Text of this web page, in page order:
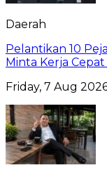
Daerah
Pelantikan 10
Minta Kerja
Friday, 7 Aug